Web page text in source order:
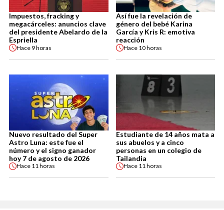
Impuestos, fracking y
megacárceles: anuncios clave
del presidente Abelardo de la
Espriella
Hace 9 horas
Así fue la revelación de
género del bebé Karina
García y Kris R: emotiva
reacción
Hace 10 horas
Nuevo resultado del Super
Astro Luna: este fue el
número y el signo ganador
hoy 7 de agosto de 2026
Hace 11 horas
Estudiante de 14 años mata a
sus abuelos y a cinco
personas en un colegio de
Tailandia
Hace 11 horas